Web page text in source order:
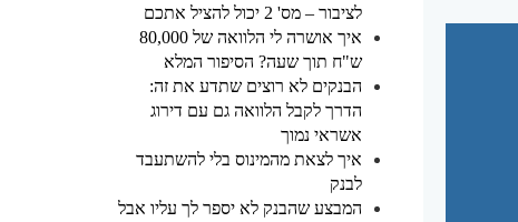
לציבור – מס' 2 יכול להציל אתכם
איך אושרה לי הלוואה של 80,000
ש"ח תוך שעה? הסיפור המלא
הבנקים לא רוצים שתדע את זה:
הדרך לקבל הלוואה גם עם דירוג
אשראי נמוך
איך לצאת מהמינוס בלי להשתעבד
לבנק
המבצע שהבנק לא יספר לך עליו אבל